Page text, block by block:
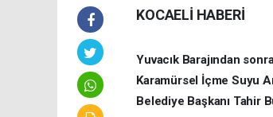
KOCAELİ HABERİ
Yuvacık Barajından
Karamürsel İçme Suyu
Belediye Başkanı Tahir